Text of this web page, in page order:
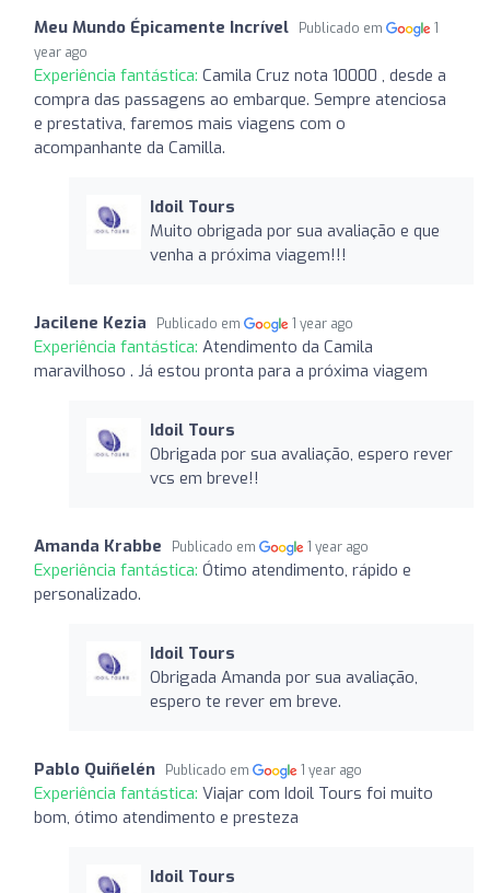
Meu Mundo Épicamente Incrível Publicado em
1
year ago
Experiência fantástica: Camila Cruz nota 10000 , desde a
compra das passagens ao embarque. Sempre atenciosa
e prestativa, faremos mais viagens com o
acompanhante da Camilla.
Idoil Tours
Muito obrigada por sua avaliação e que
venha a próxima viagem!!!
Jacilene Kezia Publicado em 1 year ago
Experiência fantástica: Atendimento da Camila
maravilhoso . Já estou pronta para a próxima viagem
Idoil Tours
Obrigada por sua avaliação, espero rever
vcs em breve!!
Amanda Krabbe Publicado em 1 year ago
Experiência fantástica: Ótimo atendimento, rápido e
personalizado.
Idoil Tours
Obrigada Amanda por sua avaliação,
espero te rever em breve.
Pablo Quiñelén Publicado em 1 year ago
Experiência fantástica: Viajar com Idoil Tours foi muito
bom, ótimo atendimento e presteza
Idoil Tours